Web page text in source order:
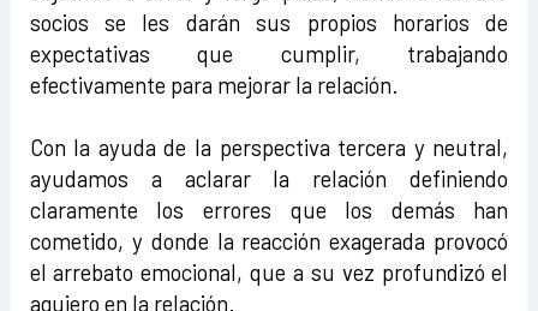
socios se les darán sus propios horarios de
expectativas que cumplir, trabajando
efectivamente para mejorar la relación.
Con la ayuda de la perspectiva tercera y neutral,
ayudamos a aclarar la relación definiendo
claramente los errores que los demás han
cometido, y donde la reacción exagerada provocó
el arrebato emocional, que a su vez profundizó el
agujero en la relación.